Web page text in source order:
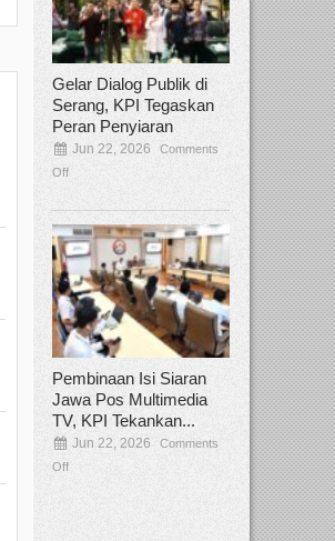
Gelar Dialog Publik di
Serang, KPI Tegaskan
Peran Penyiaran
Jun 22, 2026
Comments
Off
Pembinaan Isi Siaran
Jawa Pos Multimedia
TV, KPI Tekankan...
Jun 22, 2026
Comments
Off